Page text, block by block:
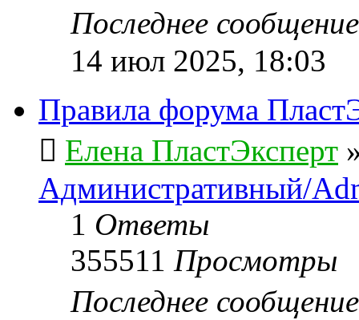
Последнее
14 июл 2025, 18:03
Правила форума
Елена ПластЭксперт
Административный/
1 Ответы
355511 Просмотры
Последнее